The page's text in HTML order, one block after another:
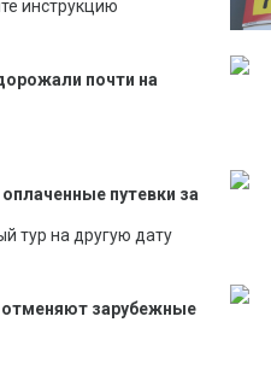
инструкцию
почти на
путевки за
тур на другую дату
отменяют зарубежные